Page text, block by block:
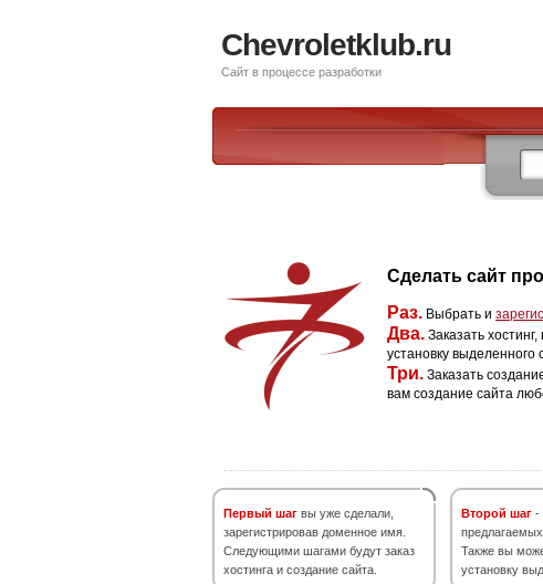
Chevroletklub.ru
Сайт в процессе разработки
Сделать сайт
Раз. Выбрать и
Два. Заказать
установку выделенного
Три. Заказать
вам создание сайта
Первый шаг вы уже сделали,
зарегистрировав доменное имя.
Следующими шагами будут заказ
хостинга и создание сайта.
Второй шаг -
Также вы
установку